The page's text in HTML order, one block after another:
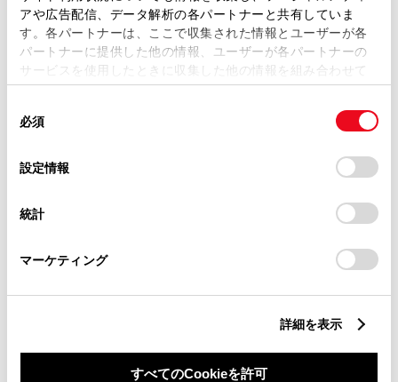
アや広告配信、データ解析の各パートナーと共有していま
す。各パートナーは、ここで収集された情報とユーザーが各
パートナーに提供した他の情報、ユーザーが各パートナーの
サービスを使用したときに収集した他の情報を組み合わせて
使用することがあります。当ウェブサイトの使用を続行する
デバイスにすべてのCookie(クッキー)が保存されることに同
意したことになります。Cookie(クッキー)のオプトアウト、
設定の変更、同意を撤回したりするにあたっては、当社の
「Cookie（クッキー）情報の取り扱いについて
」をご覧くだ
必須
設定情報
統計
マーケティング
詳細を表示
すべてのCookieを許可
外装
ナビ・オーディオ
その他
車台番号（下3桁）【785】